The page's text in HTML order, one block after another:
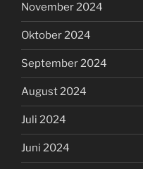
November 2024
Oktober 2024
September 2024
August 2024
Juli 2024
Juni 2024